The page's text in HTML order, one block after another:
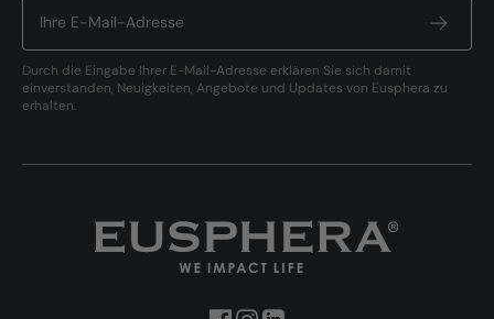
Durch die Eingabe Ihrer E-Mail-Adresse erklären Sie sich damit
einverstanden, Neuigkeiten, Angebote und Updates von Eusphera zu
erhalten.